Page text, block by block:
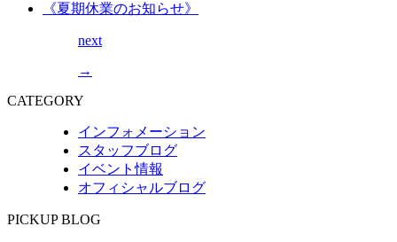
《夏期休業のお知らせ》
next
→
CATEGORY
インフォメーション
スタッフブログ
イベント情報
オフィシャルブログ
PICKUP BLOG